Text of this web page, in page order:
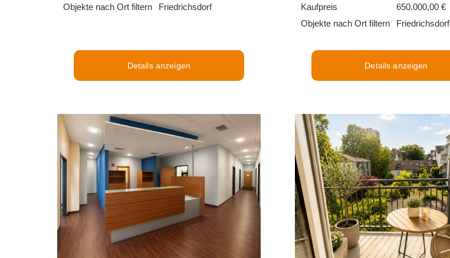
Objekte nach Ort filtern Friedrichsdorf
Details anzeigen
Kaufpreis
650.000,00 €
Objekte nach Ort filtern
Friedrichsdorf
Details anzeigen